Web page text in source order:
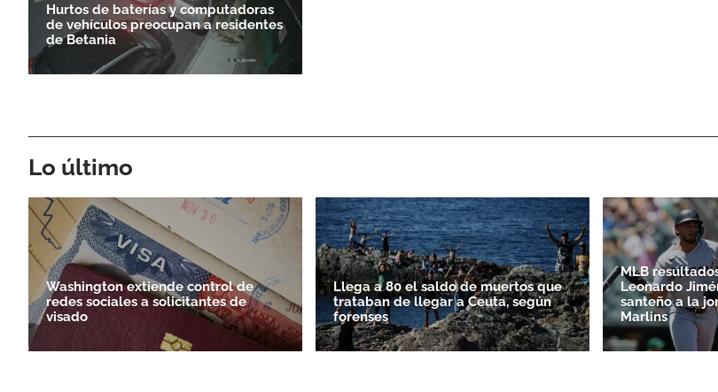
Hurtos de baterías y computadoras
de vehículos preocupan a residentes
de Betania
Lo último
Washington extiende control de
redes sociales a solicitantes de
visado
Llega a 80 el saldo de muertos que
trataban de llegar a Ceuta, según
forenses
MLB
Leonardo
santeño a la
Marlins